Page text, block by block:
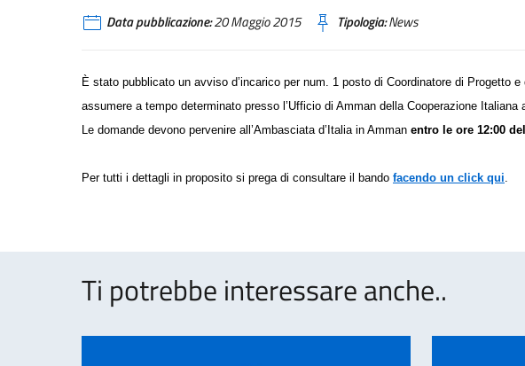
Data pubblicazione:20 Maggio 2015 Tipologia:News
È stato pubblicato un avviso d’incarico per num. 1 posto di Coordinatore di Progetto
assumere a tempo determinato presso l’Ufficio di Amman della Cooperazione Italiana
Le domande devono pervenire all’Ambasciata d’Italia in Amman entro le ore 12:00
Per tutti i dettagli in proposito si prega di consultare il bando facendo un click qui
Ti potrebbe interessare anche..